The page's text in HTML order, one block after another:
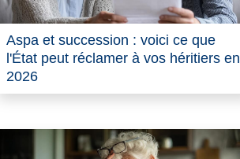
Aspa et succession : voici ce que
l'État peut réclamer à vos héritiers en
2026